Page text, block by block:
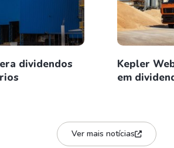
dividendos
Kepler
em
Ver mais notícias